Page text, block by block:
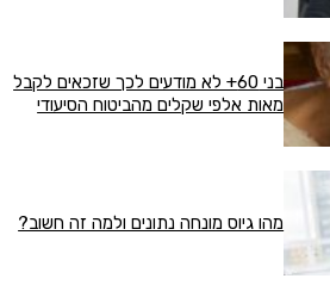
בני 60+ לא מודעים לכך שזכאים לקבל
מאות אלפי שקלים מהביטוח הסיעודי
מהו גיוס מונחה נתונים ולמה זה חשוב?